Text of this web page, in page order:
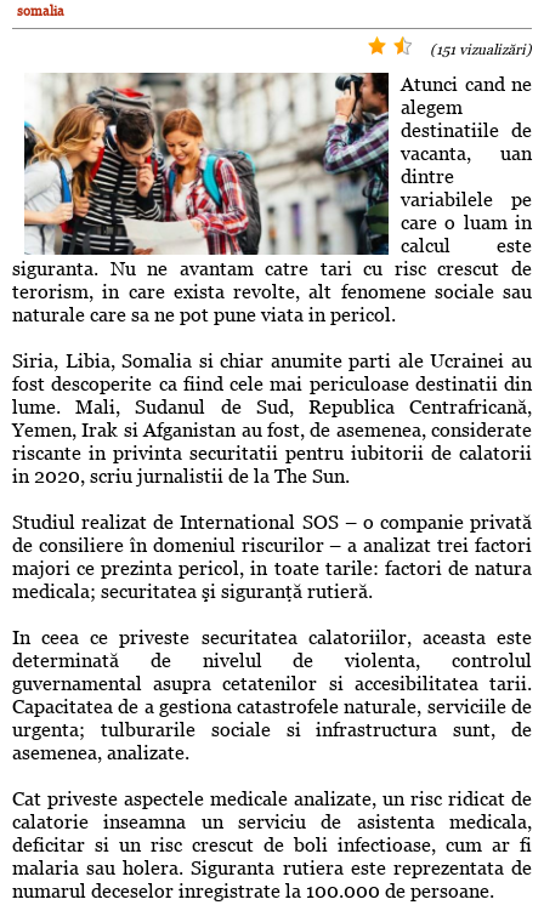
somalia
(151 vizualizări)
Atunci cand ne
alegem
destinatiile de
vacanta, uan
dintre
variabilele pe
care o luam in
calcul este
siguranta. Nu ne avantam catre tari cu risc crescut de
terorism, in care exista revolte, alt fenomene sociale sau
naturale care sa ne pot pune viata in pericol.
Siria, Libia, Somalia si chiar anumite parti ale Ucrainei au
fost descoperite ca fiind cele mai periculoase destinatii din
lume. Mali, Sudanul de Sud, Republica Centrafricană,
Yemen, Irak si Afganistan au fost, de asemenea, considerate
riscante in privinta securitatii pentru iubitorii de calatorii
in 2020, scriu jurnalistii de la The Sun.
Studiul realizat de International SOS – o companie privată
de consiliere în domeniul riscurilor – a analizat trei factori
majori ce prezinta pericol, in toate tarile: factori de natura
medicala; securitatea şi siguranţă rutieră.
In ceea ce priveste securitatea calatoriilor, aceasta este
determinată de nivelul de violenta, controlul
guvernamental asupra cetatenilor si accesibilitatea tarii.
Capacitatea de a gestiona catastrofele naturale, serviciile de
urgenta; tulburarile sociale si infrastructura sunt, de
asemenea, analizate.
Cat priveste aspectele medicale analizate, un risc ridicat de
calatorie inseamna un serviciu de asistenta medicala,
deficitar si un risc crescut de boli infectioase, cum ar fi
malaria sau holera. Siguranta rutiera este reprezentata de
numarul deceselor inregistrate la 100.000 de persoane.